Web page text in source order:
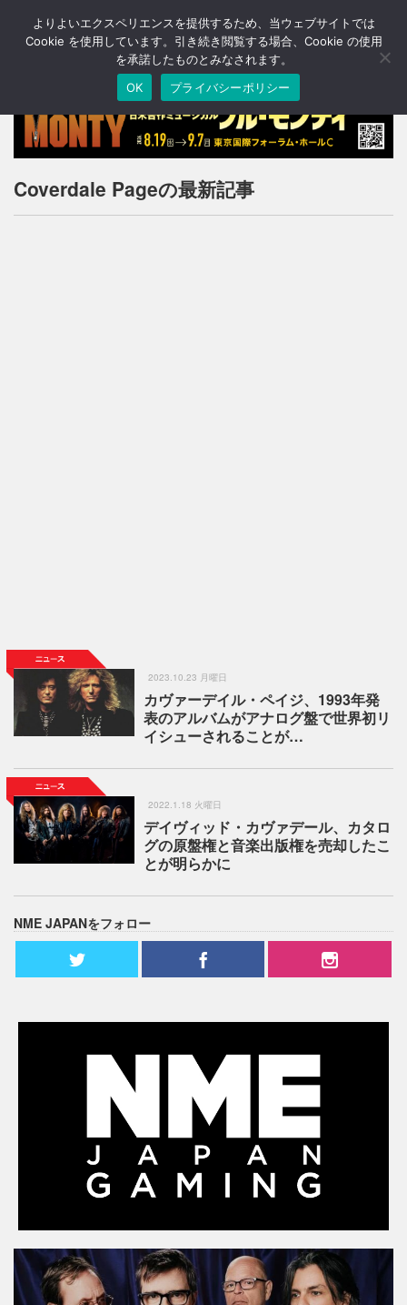
T
o
n
a
v
a
Coverdale Pageの最新記事
2023.10.23 月曜日
カヴァーデイル・ペイジ、1993年発
表のアルバムがアナログ盤で世界初リ
イシューされることが…
2022.1.18 火曜日
デイヴィッド・カヴァデール、カタロ
グの原盤権と音楽出版権を売却したこ
とが明らかに
NME JAPANをフォロー
よりよいエクスペリエンスを提供するため、当ウェブサイトでは
Cookie を使用しています。引き続き閲覧する場合、Cookie の使用
を承諾したものとみなされます。
OK
プライバシーポリシー